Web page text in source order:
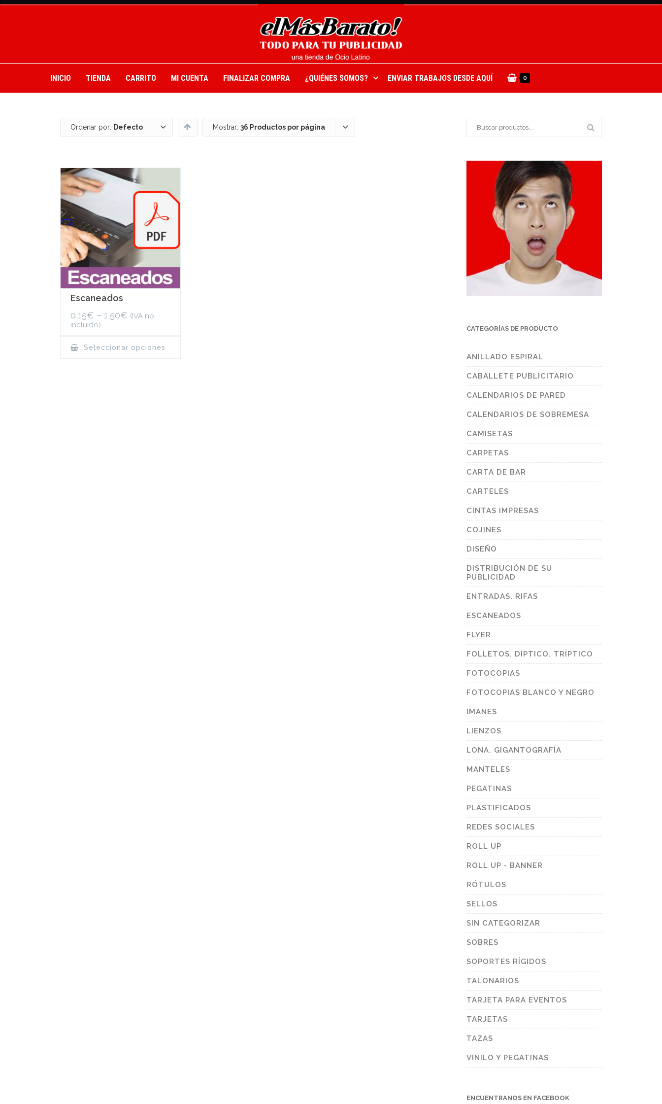
INICIO TIENDA CARRITO MI CUENTA FINALIZAR COMPRA ¿QUIÉNES SOMOS? ENVIAR TRABAJOS DESDE AQUÍ 0
Ordenar por: Defecto Mostrar: 36 Productos por página
Escaneados
0,15€ – 1,50€ (IVA no
incluido)
Seleccionar opciones
CATEGORÍAS DE PRODUCTO
ANILLADO ESPIRAL
CABALLETE PUBLICITARIO
CALENDARIOS DE PARED
CALENDARIOS DE SOBREMESA
CAMISETAS
CARPETAS
CARTA DE BAR
CARTELES
CINTAS IMPRESAS
COJINES
DISEÑO
DISTRIBUCIÓN DE SU
PUBLICIDAD
ENTRADAS. RIFAS
ESCANEADOS
FLYER
FOLLETOS. DÍPTICO. TRÍPTICO
FOTOCOPIAS
FOTOCOPIAS BLANCO Y NEGRO
IMANES
LIENZOS
LONA. GIGANTOGRAFÍA
MANTELES
PEGATINAS
PLASTIFICADOS
REDES SOCIALES
ROLL UP
ROLL UP - BANNER
RÓTULOS
SELLOS
SIN CATEGORIZAR
SOBRES
SOPORTES RÍGIDOS
TALONARIOS
TARJETA PARA EVENTOS
TARJETAS
TAZAS
VINILO Y PEGATINAS
ENCUENTRANOS EN FACEBOOK